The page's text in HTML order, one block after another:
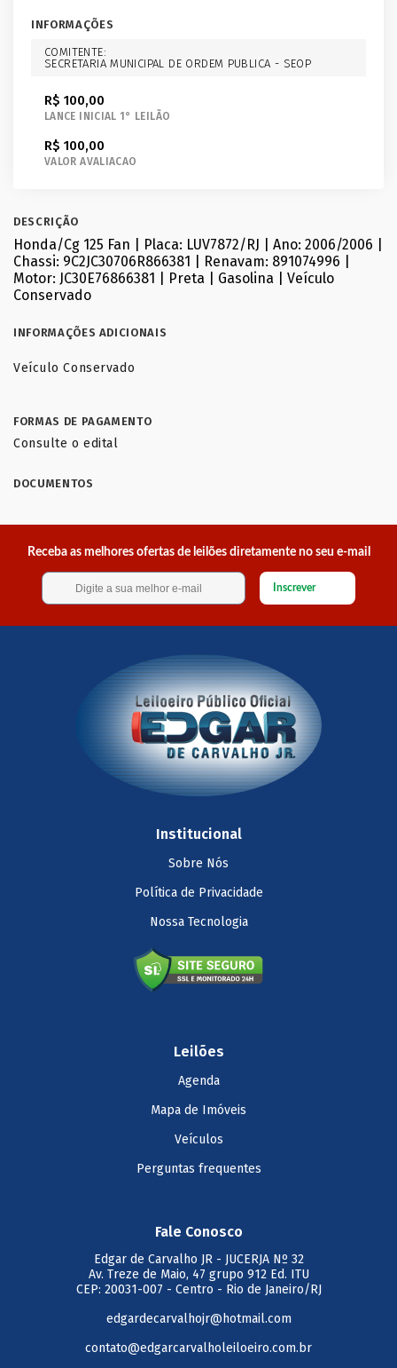
INFORMAÇÕES
COMITENTE:
SECRETARIA MUNICIPAL DE ORDEM PUBLICA - SEOP
R$ 100,00
LANCE INICIAL 1° LEILÃO
R$ 100,00
VALOR AVALIACAO
DESCRIÇÃO
Honda/Cg 125 Fan | Placa: LUV7872/RJ | Ano: 2006/2006 |
Chassi: 9C2JC30706R866381 | Renavam: 891074996 |
Motor: JC30E76866381 | Preta | Gasolina | Veículo
Conservado
INFORMAÇÕES ADICIONAIS
Veículo Conservado
FORMAS DE PAGAMENTO
Consulte o edital
DOCUMENTOS
Receba as melhores ofertas de leilões diretamente no seu e-mail
Inscrever
Institucional
Sobre Nós
Política de Privacidade
Nossa Tecnologia
Leilões
Agenda
Mapa de Imóveis
Veículos
Perguntas frequentes
Fale Conosco
Edgar de Carvalho JR- JUCERJA Nº 32
Av. Treze de Maio, 47 grupo 912 Ed. ITU
CEP: 20031-007 - Centro - Rio de Janeiro/RJ
edgardecarvalhojr@hotmail.com
contato@edgarcarvalholeiloeiro.com.br